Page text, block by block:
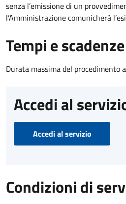
senza l’emissione di un
l’Amministrazione comunicherà
Tempi e scadenze
Durata massima del procedimento
Accedi al
Accedi al servizio
Condizioni di